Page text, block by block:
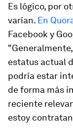
Es lógico, por
varían. En
Facebook y
estatus actual
podría estar
de forma más
reciente
estoy